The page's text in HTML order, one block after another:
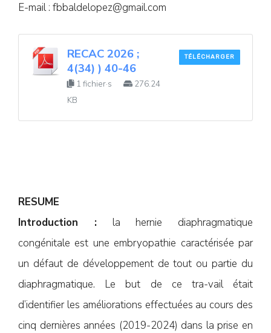
E-mail : fbbaldelopez@gmail.com
RECAC 2026 ;
4(34) ) 40-46
1 fichier·s
276.24
KB
TÉLÉCHARGER
RESUME
Introduction :la hernie diaphragmatique
congénitale est une embryopathie caractérisée par
un défaut de développement de tout ou partie du
diaphragmatique. Le but de ce tra-vail était
d’identifier les améliorations effectuées au cours des
cinq dernières années (2019-2024) dans la prise en